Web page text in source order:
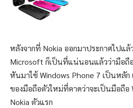
หลังจากที่ Nokia ออกมาประกาศไปแล้
Microsoft ก็เป็นที่แน่นอนแล้วว่ามือถื
หันมาใช้ Windows Phone 7 เป็นหลั
ของมือถือตัวใหม่ที่คาดว่าจะเป็นมือถือ
Nokia ตัวแรก